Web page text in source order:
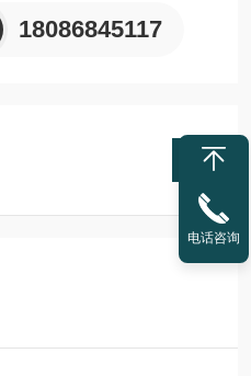
18086845117
电话咨询